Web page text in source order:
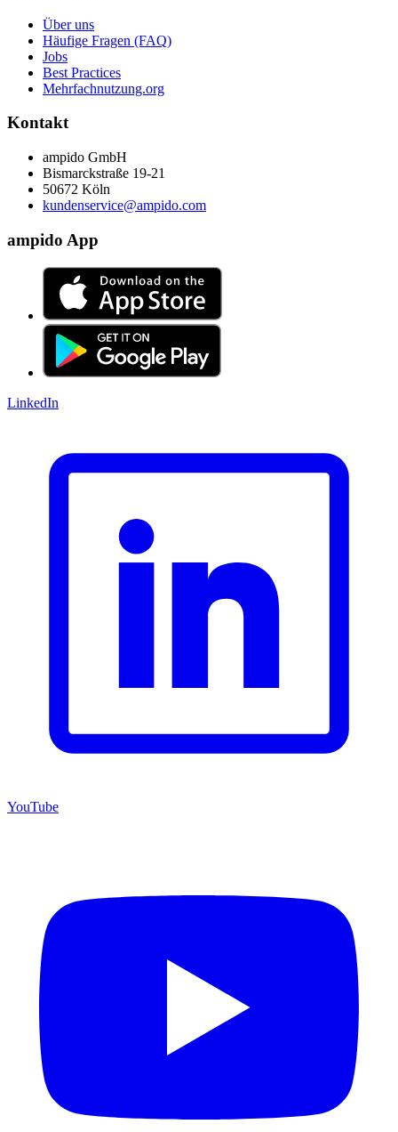
Über uns
Häufige Fragen (FAQ)
Jobs
Best Practices
Mehrfachnutzung.org
Kontakt
ampido GmbH
Bismarckstraße 19-21
50672 Köln
kundenservice@ampido.com
ampido App
LinkedIn
YouTube